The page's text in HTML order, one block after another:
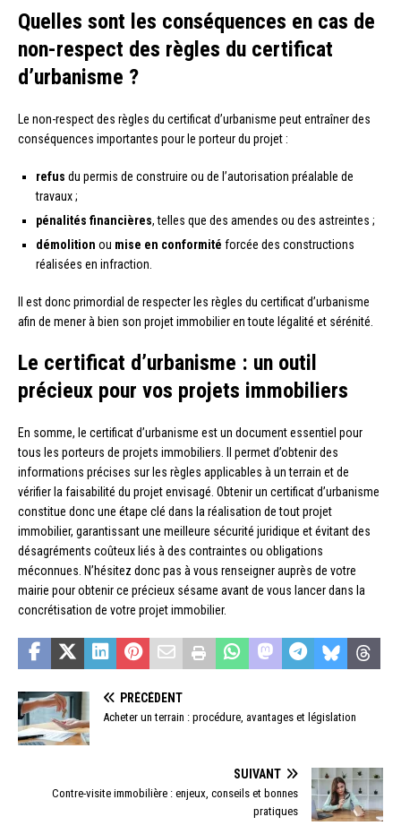
Quelles sont les conséquences en cas de
non-respect des règles du certificat
d’urbanisme ?
Le non-respect des règles du certificat d’urbanisme peut entraîner des
conséquences importantes pour le porteur du projet :
refus du permis de construire ou de l’autorisation préalable de
travaux ;
pénalités financières, telles que des amendes ou des astreintes ;
démolition ou mise en conformité forcée des constructions
réalisées en infraction.
Il est donc primordial de respecter les règles du certificat d’urbanisme
afin de mener à bien son projet immobilier en toute légalité et sérénité.
Le certificat d’urbanisme : un outil
précieux pour vos projets immobiliers
En somme, le certificat d’urbanisme est un document essentiel pour
tous les porteurs de projets immobiliers. Il permet d’obtenir des
informations précises sur les règles applicables à un terrain et de
vérifier la faisabilité du projet envisagé. Obtenir un certificat d’urbanisme
constitue donc une étape clé dans la réalisation de tout projet
immobilier, garantissant une meilleure sécurité juridique et évitant des
désagréments coûteux liés à des contraintes ou obligations
méconnues. N’hésitez donc pas à vous renseigner auprès de votre
mairie pour obtenir ce précieux sésame avant de vous lancer dans la
concrétisation de votre projet immobilier.
PRÉCÉDENT
Acheter un terrain : procédure, avantages et législation
SUIVANT
Contre-visite immobilière : enjeux, conseils et bonnes
pratiques